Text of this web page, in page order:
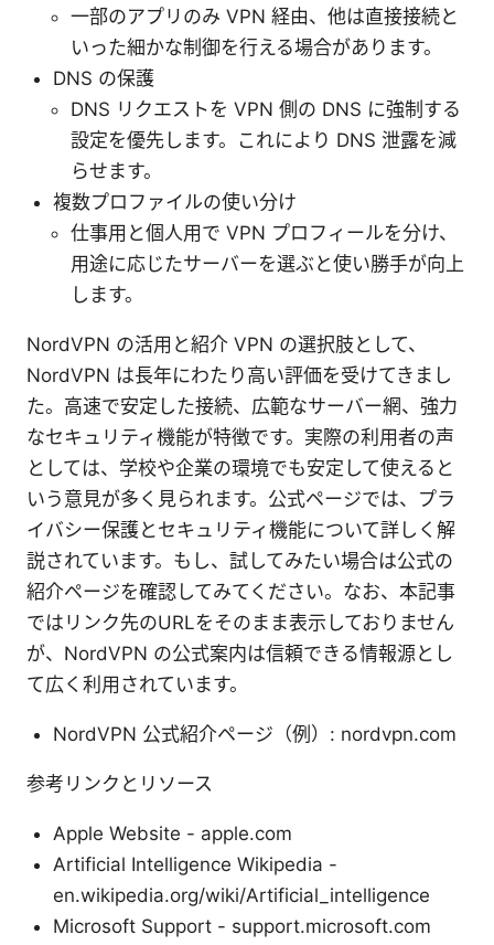
一部のアプリのみ VPN 経由、他は直接接続と
いった細かな制御を行える場合があります。
DNS の保護
DNS リクエストを VPN 側の DNS に強制する
設定を優先します。これにより DNS 泄露を減
らせます。
複数プロファイルの使い分け
仕事用と個人用で VPN プロフィールを分け、
用途に応じたサーバーを選ぶと使い勝手が向上
します。
NordVPN の活用と紹介 VPN の選択肢として、
NordVPN は長年にわたり高い評価を受けてきまし
た。高速で安定した接続、広範なサーバー網、強力
なセキュリティ機能が特徴です。実際の利用者の声
としては、学校や企業の環境でも安定して使えると
いう意見が多く見られます。公式ページでは、プラ
イバシー保護とセキュリティ機能について詳しく解
説されています。もし、試してみたい場合は公式の
紹介ページを確認してみてください。なお、本記事
ではリンク先のURLをそのまま表示しておりません
が、NordVPN の公式案内は信頼できる情報源とし
て広く利用されています。
NordVPN 公式紹介ページ（例）: nordvpn.com
参考リンクとリソース
Apple Website - apple.com
Artificial Intelligence Wikipedia -
en.wikipedia.org/wiki/Artificial_intelligence
Microsoft Support - support.microsoft.com